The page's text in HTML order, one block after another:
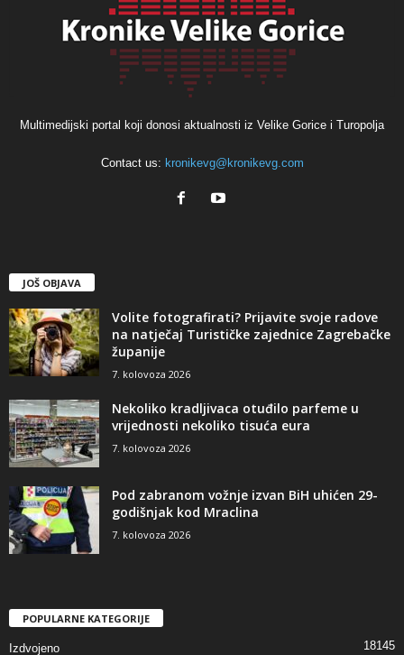
Multimedijski portal koji donosi aktualnosti iz Velike Gorice i Turopolja
Contact us: kronikevg@kronikevg.com
JOŠ OBJAVA
Volite fotografirati? Prijavite svoje radove
na natječaj Turističke zajednice Zagrebačke
županije
7. kolovoza 2026
Nekoliko kradljivaca otuđilo parfeme u
vrijednosti nekoliko tisuća eura
7. kolovoza 2026
Pod zabranom vožnje izvan BiH uhićen 29-
godišnjak kod Mraclina
7. kolovoza 2026
POPULARNE KATEGORIJE
Izdvojeno 18145